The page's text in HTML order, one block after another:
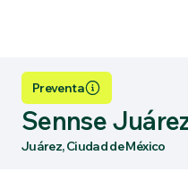
Preventa
Sennse
Juárez, Ciudad de México